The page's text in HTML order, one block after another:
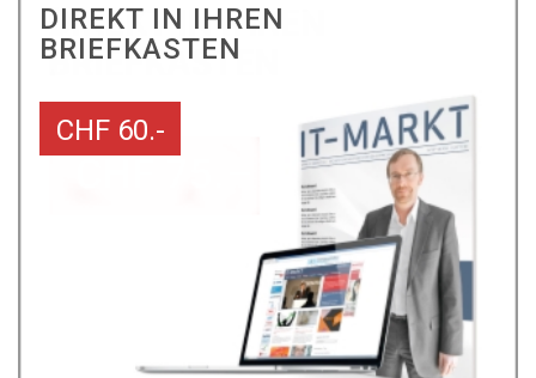
DIREKT IN IHREN
BRIEFKASTEN
CHF 60.-